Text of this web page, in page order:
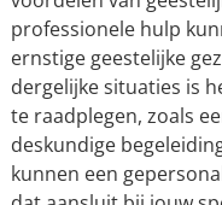
professionele hulp
ernstige geestelijke
dergelijke situaties is
te raadplegen, zoals
deskundige
kunnen een